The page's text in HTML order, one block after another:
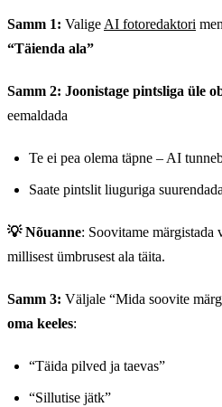
Samm 1: Valige AI fotoredaktori
“Täienda ala”
Samm 2: Joonistage pintsliga üle
eemaldada
Te ei pea olema täpne – AI
Saate pintslit liuguriga suurendada
💡 Nõuanne: Soovitame märgistada
millisest ümbrusest ala täita.
Samm 3: Väljale “Mida soovite
oma keeles:
“Täida pilved ja taevas”
“Sillutise jätk”